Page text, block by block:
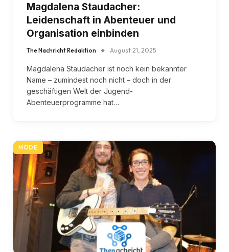
Magdalena Staudacher:
Leidenschaft in Abenteuer und
Organisation einbinden
The Nachricht Redaktion August 21, 2025
Magdalena Staudacher ist noch kein bekannter
Name – zumindest noch nicht – doch in der
geschäftigen Welt der Jugend-
Abenteuerprogramme hat…
MODE